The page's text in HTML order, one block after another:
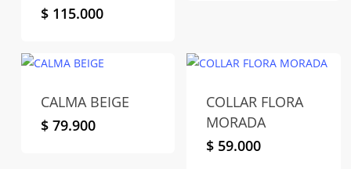
$115.000
CALMA BEIGE
$79.900
COLLAR FLORA
MORADA
$ 59.000